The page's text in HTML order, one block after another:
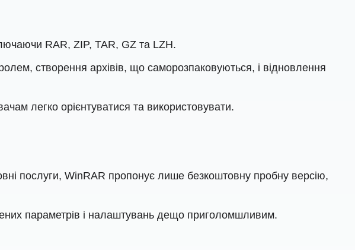
RAR, ZIP, TAR, GZ та LZH.
створення архівів, що саморозпаковуються, і відновлення
легко орієнтуватися та використовувати.
послуги, WinRAR пропонує лише безкоштовну пробну версію,
параметрів і налаштувань дещо приголомшливим.